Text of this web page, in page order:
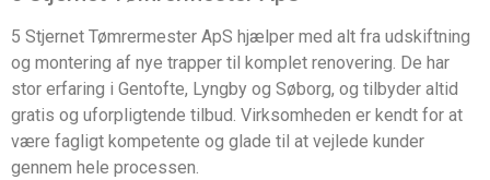
5 Stjernet Tømrermester ApS hjælper med alt fra udskiftning
og montering af nye trapper til komplet renovering. De har
stor erfaring i Gentofte, Lyngby og Søborg, og tilbyder altid
gratis og uforpligtende tilbud. Virksomheden er kendt for at
være fagligt kompetente og glade til at vejlede kunder
gennem hele processen.